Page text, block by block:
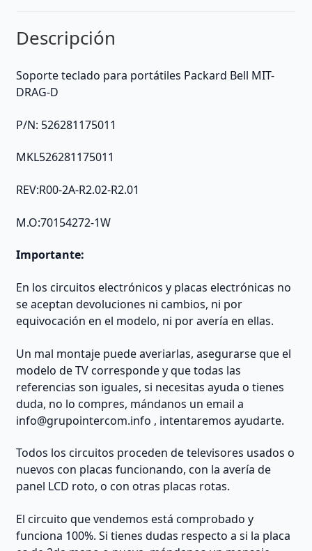
Descripción
Soporte teclado para portátiles Packard Bell MIT-
DRAG-D
P/N: 526281175011
MKL526281175011
REV:R00-2A-R2.02-R2.01
Μ.Ο:70154272-1W
Importante:
En los circuitos electrónicos y placas electrónicas no
se aceptan devoluciones ni cambios, ni por
equivocación en el modelo, ni por avería en ellas.
Un mal montaje puede averiarlas, asegurarse que el
modelo de TV corresponde y que todas las
referencias son iguales, si necesitas ayuda o tienes
duda, no lo compres, mándanos un email a
info@grupointercom.info , intentaremos ayudarte.
Todos los circuitos proceden de televisores usados o
nuevos con placas funcionando, con la avería de
panel LCD roto, o con otras placas rotas.
El circuito que vendemos está comprobado y
funciona 100%. Si tienes dudas respecto a si la placa